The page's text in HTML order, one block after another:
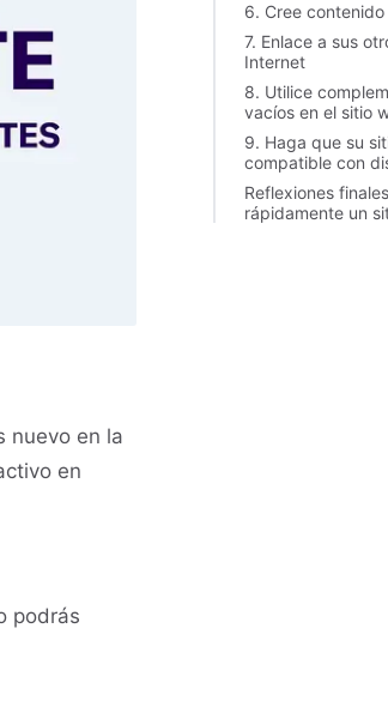
nuevo en la
en
podrás
6. Cree
7. Enlace a sus
Internet
8. Utilice
vacíos en el sitio
9. Haga que su
compatible con
Reflexiones
rápidamente un